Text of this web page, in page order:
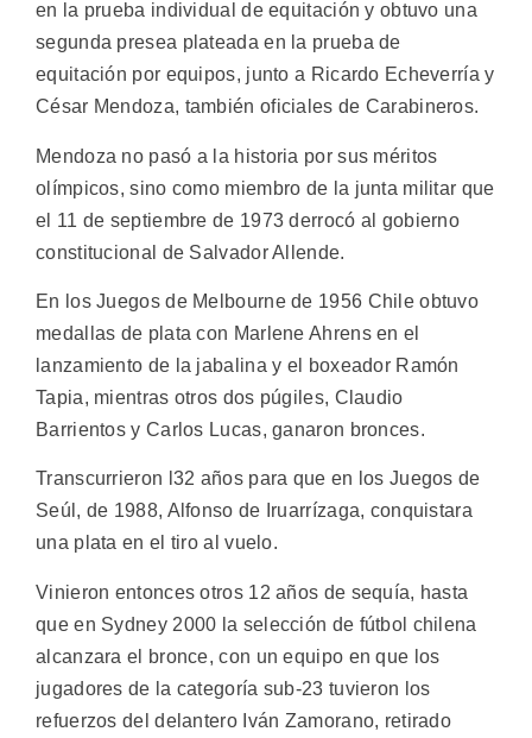
en la prueba individual de equitación y obtuvo una
segunda presea plateada en la prueba de
equitación por equipos, junto a Ricardo Echeverría y
César Mendoza, también oficiales de Carabineros.
Mendoza no pasó a la historia por sus méritos
olímpicos, sino como miembro de la junta militar que
el 11 de septiembre de 1973 derrocó al gobierno
constitucional de Salvador Allende.
En los Juegos de Melbourne de 1956 Chile obtuvo
medallas de plata con Marlene Ahrens en el
lanzamiento de la jabalina y el boxeador Ramón
Tapia, mientras otros dos púgiles, Claudio
Barrientos y Carlos Lucas, ganaron bronces.
Transcurrieron l32 años para que en los Juegos de
Seúl, de 1988, Alfonso de Iruarrízaga, conquistara
una plata en el tiro al vuelo.
Vinieron entonces otros 12 años de sequía, hasta
que en Sydney 2000 la selección de fútbol chilena
alcanzara el bronce, con un equipo en que los
jugadores de la categoría sub-23 tuvieron los
refuerzos del delantero Iván Zamorano, retirado